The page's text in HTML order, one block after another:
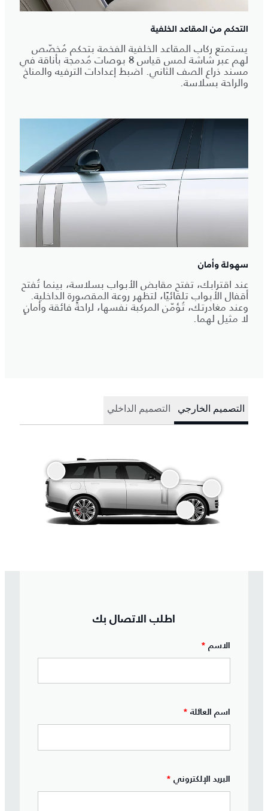
التحكم من المقاعد الخلفية
يستمتع ركاب المقاعد الخلفية الفخمة بتحكم مُخصّص
لهم عبر شاشة لمس قياس 8 بوصات مُدمجة بأناقة في
مسند ذراع الصف الثاني. اضبط إعدادات الترفيه والمناخ
والراحة بسلاسة.
سهولة وأمان
عند اقترابك، تفتح مقابض الأبواب بسلاسة، بينما تُفتح
أقفال الأبواب تلقائيًا، لتظهر روعة المقصورة الداخلية.
وعند مغادرتك، تُؤمّن المركبة نفسها، لراحةً فائقة وأمانٍ
لا مثيل لهما.
التصميم الخارجي التصميم الداخلي
اطلب الاتصال بك
الاسم *
اسم العائلة *
البريد الإلكتروني *